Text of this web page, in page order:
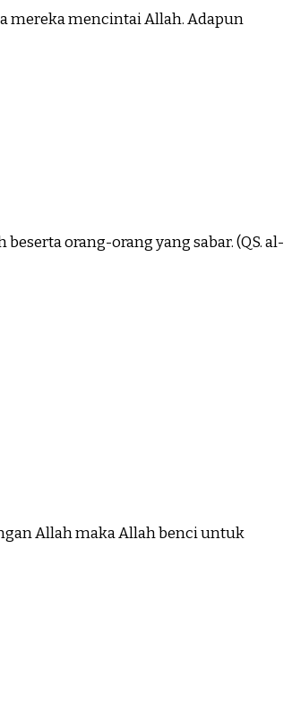
mereka mencintai Allah. Adapun
orang-orang yang sabar. (QS. al-
Allah maka Allah benci untuk